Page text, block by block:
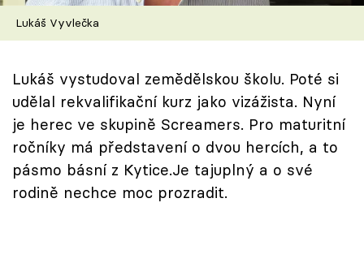
Škola vaření
Speciál: Cuketa
Těhotnej kuchař
Sledujte prima+
Lukáš Vyvlečka
Lukáš vystudoval zemědělskou školu. Poté si
udělal rekvalifikační kurz jako vizážista. Nyní
je herec ve skupině Screamers. Pro maturitní
ročníky má představení o dvou hercích, a to
pásmo básní z Kytice.Je tajuplný a o své
rodině nechce moc prozradit.